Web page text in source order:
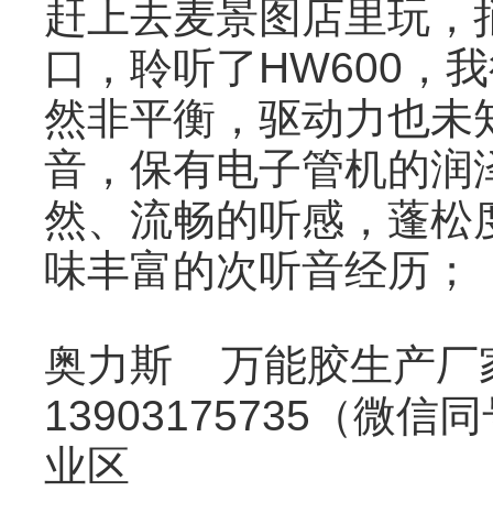
赶上去麦景图店里玩
口，聆听了HW600，
然非平衡，驱动力也未
音，保有电子管机的润
然、流畅的听感，蓬松
味丰富的次听音经历；
奥力斯 万能胶生产
13903175735（微信
业区